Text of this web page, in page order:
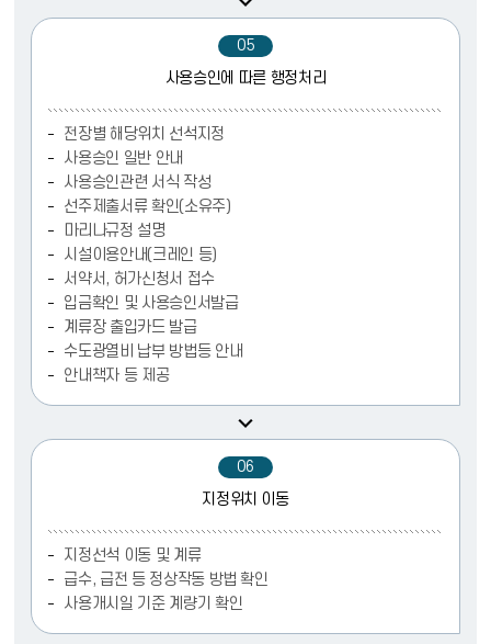
05
사용승인에 따른 행정처리
전장별 해당위치 선석지정
사용승인 일반 안내
사용승인관련 서식 작성
선주제출서류 확인(소유주)
마리나규정 설명
시설이용안내(크레인 등)
서약서, 허가신청서 접수
입금확인 및 사용승인서발급
계류장 출입카드 발급
수도광열비 납부 방법등 안내
안내책자 등 제공
06
지정위치 이동
지정선석 이동 및 계류
급수, 급전 등 정상작동 방법 확인
사용개시일 기준 계량기 확인